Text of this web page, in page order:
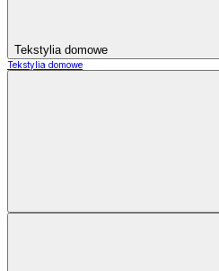
Tekstylia domowe
Tekstylia domowe